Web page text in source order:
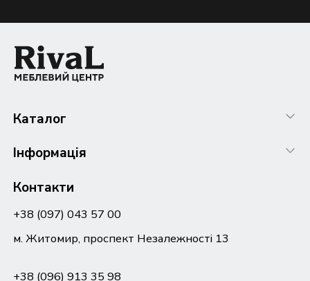
Каталог
Інформація
Контакти
+38 (097) 043 57 00
м. Житомир, проспект Незалежності 13
+38 (096) 913 35 98